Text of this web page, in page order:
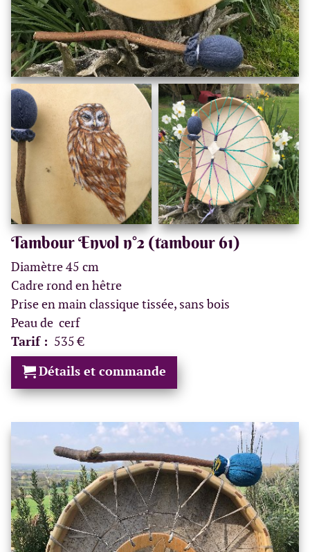
Tambour Envol n°2 (tambour 61)
Diamètre 45 cm
Cadre rond en hêtre
Prise en main classique tissée, sans bois
Peau de cerf
Tarif : 535 €
Détails et commande